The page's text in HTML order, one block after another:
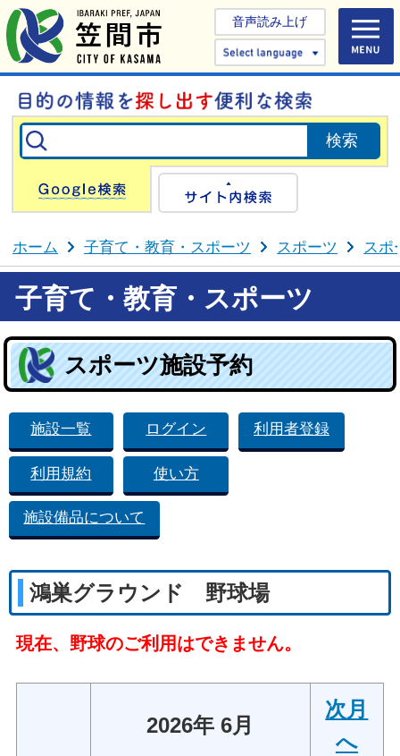
音声読み上げ
Select
Google検索
ホーム 子育て・教育・スポーツ スポーツ スポ
子育て・教育・スポーツ
スポーツ施設予約
施設一覧 ログイン 利用者登録
利用規約 使い方
施設備品について
鴻巣グラウンド 野球場
現在、野球のご利用はできません。
2026年 6月
次月
へ